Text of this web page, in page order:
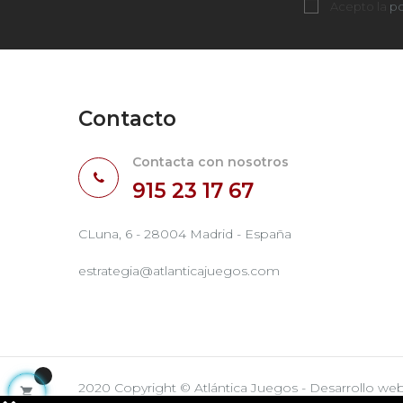
Acepto la
Contacto
Contacta con nosotros
915 23 17 67
CLuna, 6 - 28004 Madrid - España
estrategia@atlanticajuegos.com
2020 Copyright © Atlántica Juegos - Desarrollo
